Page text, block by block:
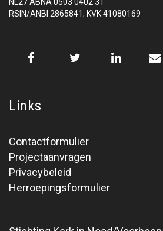
NL27 ABNA 0503 0402 31
RSIN/ANBI 2865841; KVK 41080169
Links
Contactformulier
Projectaanvragen
Privacybeleid
Herroepingsformulier